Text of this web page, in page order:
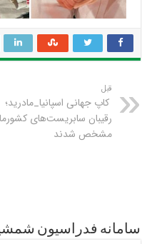
قبل
کاپ جهانی اسپانیا_مادرید؛
رقیبان سابریست‌های
مشخص شدند
سامانه فدراسیون